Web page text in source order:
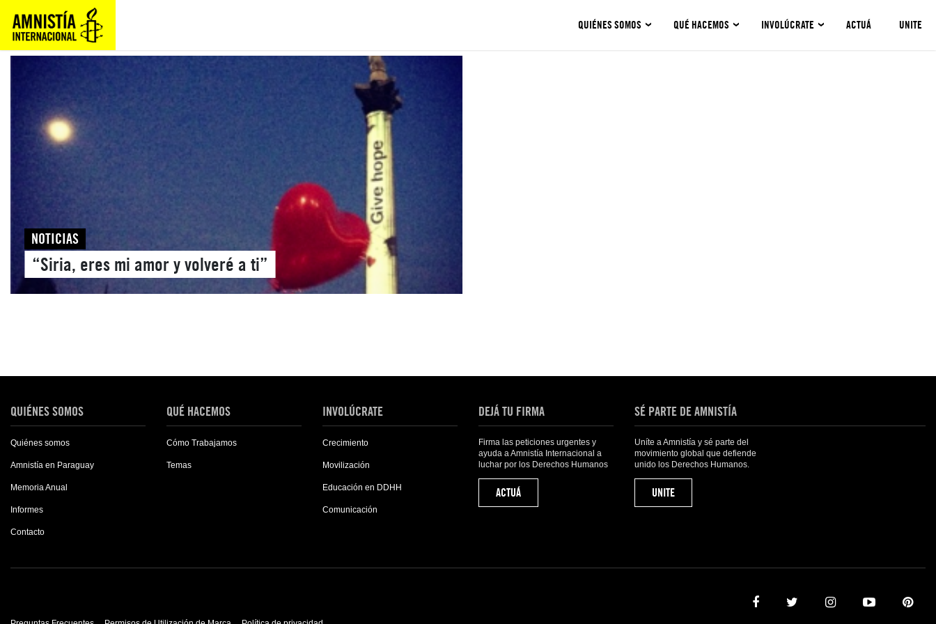
QUIÉNES SOMOS QUÉ HACEMOS INVOLÚCRATE ACTUÁ UNITE
NOTICIAS
“Siria, eres mi amor y volveré a ti”
QUIÉNES SOMOS
Quiénes somos
Amnistía en Paraguay
Memoria Anual
Informes
Contacto
QUÉ HACEMOS
Cómo Trabajamos
Temas
INVOLÚCRATE
Crecimiento
Movilización
Educación en DDHH
Comunicación
DEJÁ TU FIRMA
Firma las peticiones urgentes y
ayuda a Amnistía Internacional a
luchar por los Derechos Humanos
ACTUÁ
SÉ PARTE DE AMNISTÍA
Uníte a Amnistía y sé parte del
movimiento global que defiende
unido los Derechos Humanos.
UNITE